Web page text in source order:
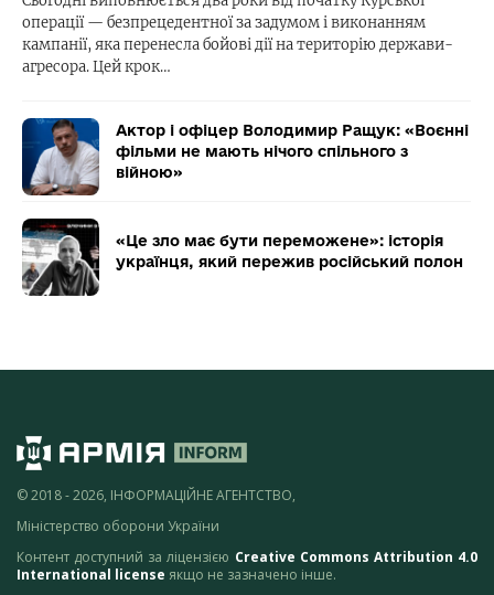
операції — безпрецедентної за задумом і виконанням
кампанії, яка перенесла бойові дії на територію держави-
агресора. Цей крок…
Актор і офіцер Володимир Ращук: «Воєнні
фільми не мають нічого спільного з
війною»
«Це зло має бути переможене»: історія
українця, який пережив російський полон
© 2018 - 2026, ІНФОРМАЦІЙНЕ АГЕНТСТВО,
Міністерство оборони України
Контент доступний за ліцензією Creative Commons Attribution 4.0
International license якщо не зазначено інше.